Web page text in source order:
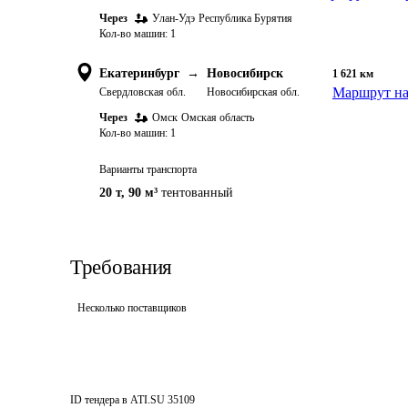
Через Улан-Удэ Республика Бурятия
Кол-во машин: 1
Екатеринбург →
Свердловская обл.
Новосибирск
Новосибирская обл.
1 621 км
Маршрут на
Через Омск Омская область
Кол-во машин: 1
Варианты транспорта
20 т, 90 м³ тентованный
Требования
Несколько поставщиков
ID тендера в ATI.SU 35109